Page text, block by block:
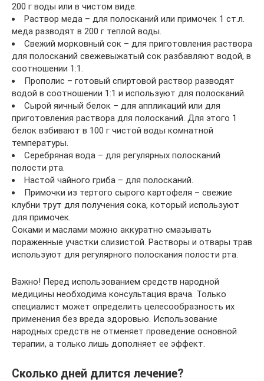
200 г воды или в чистом виде.
Раствор меда – для полосканий или примочек 1 ст.л.
меда разводят в 200 г теплой воды.
Свежий морковный сок – для приготовления раствора
для полосканий свежевыжатый сок разбавляют водой, в
соотношении 1:1.
Прополис – готовый спиртовой раствор разводят
водой в соотношении 1:1 и используют для полосканий.
Сырой яичный белок – для аппликаций или для
приготовления раствора для полосканий. Для этого 1
белок взбивают в 100 г чистой воды комнатной
температуры.
Серебряная вода – для регулярных полосканий
полости рта.
Настой чайного гриба – для полосканий.
Примочки из тертого сырого картофеля – свежие
клубни трут для получения сока, который используют
для примочек.
Соками и маслами можно аккуратно смазывать
пораженные участки слизистой. Растворы и отвары трав
используют для регулярного полоскания полости рта.
Важно! Перед использованием средств народной
медицины необходима консультация врача. Только
специалист может определить целесообразность их
применения без вреда здоровью. Использование
народных средств не отменяет проведение основной
терапии, а только лишь дополняет ее эффект.
Сколько дней длится лечение?